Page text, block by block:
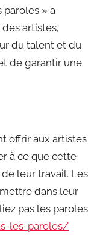
paroles » a
artistes,
du talent et du
de garantir une
offrir aux artistes
à ce que cette
leur travail. Les
dans leur
pas les paroles
les-paroles/